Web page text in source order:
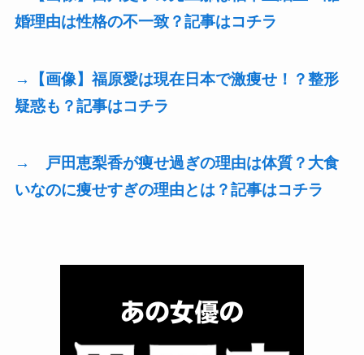
婚理由は性格の不一致？記事はコチラ
→【画像】福原愛は現在日本で激痩せ！？整形
疑惑も？記事はコチラ
→ 戸田恵梨香が痩せ過ぎの理由は体質？大食
いなのに痩せすぎの理由とは？記事はコチラ